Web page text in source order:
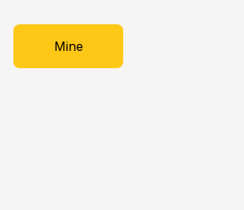
Mine